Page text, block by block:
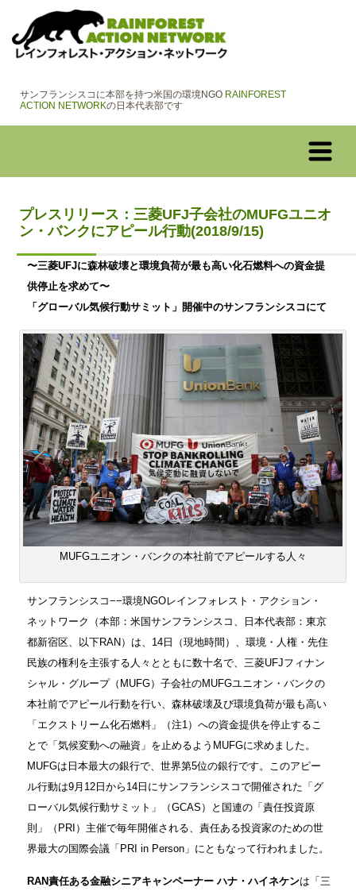
サンフランシスコに本部を持つ米国の環境NGO RAINFOREST
ACTION NETWORKの日本代表部です
プレスリリース：三菱UFJ子会社のMUFGユニオ
ン・バンクにアピール行動(2018/9/15)
〜三菱UFJに森林破壊と環境負荷が最も高い化石燃料への資金提
供停止を求めて〜
「グローバル気候行動サミット」開催中のサンフランシスコにて
MUFGユニオン・バンクの本社前でアピールする人々
サンフランシスコ−−環境NGOレインフォレスト・アクション・
ネットワーク（本部：米国サンフランシスコ、日本代表部：東京
都新宿区、以下RAN）は、14日（現地時間）、環境・人権・先住
民族の権利を主張する人々とともに数十名で、三菱UFJフィナン
シャル・グループ（MUFG）子会社のMUFGユニオン・バンクの
本社前でアピール行動を行い、森林破壊及び環境負荷が最も高い
「エクストリーム化石燃料」（注1）への資金提供を停止するこ
とで「気候変動への融資」を止めるようMUFGに求めました。
MUFGは日本最大の銀行で、世界第5位の銀行です。このアピー
ル行動は9月12日から14日にサンフランシスコで開催された「グ
ローバル気候行動サミット」（GCAS）と国連の「責任投資原
則」（PRI）主催で毎年開催される、責任ある投資家のための世
界最大の国際会議「PRI in Person」にともなって行われました。
RAN責任ある金融シニアキャンペーナー ハナ・ハイネケンは「三